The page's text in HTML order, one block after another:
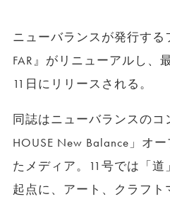
ニューバランスが発行する
FAR』がリニューアルし、
11日にリリースされる。
同誌はニューバランスのコ
HOUSE New Balance」オ
たメディア。11号では「
起点に、アート、クラフト